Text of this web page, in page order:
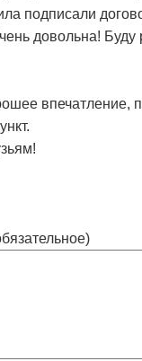
подписали
довольна!